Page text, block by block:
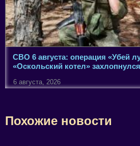
СВО 6 августа: операция «Убей
«Оскольский котел» захлопнулся
6 августа, 2026
Похожие новости